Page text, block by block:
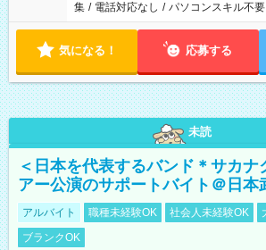
集 / 電話対応なし / パソコンスキル不要
気になる！ 応募する
未読
＜日本を代表するバンド＊サカナ
アー公演のサポートバイト＠日本
アルバイト 職種未経験OK 社会人未経験OK
ブランクOK